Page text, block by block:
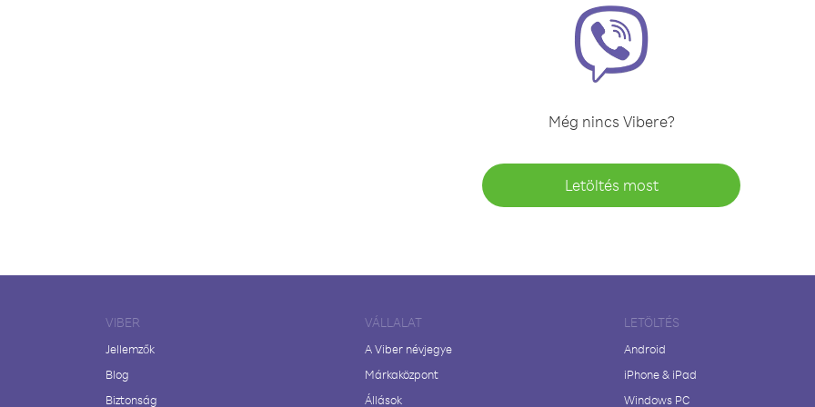
Még nincs Vibere?
Letöltés most
VIBER
Jellemzők
Blog
Biztonság
VÁLLALAT
A Viber névjegye
Márkaközpont
Állások
LETÖLTÉS
Android
iPhone & iPad
Windows PC